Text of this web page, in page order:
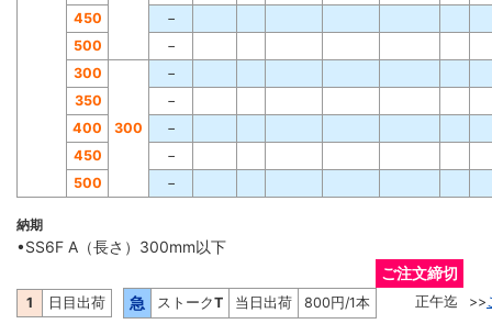
450
−
500
−
300
300
−
350
−
400
−
450
−
500
−
納期
•SS6F A（長さ）300mm以下
1 日目出荷
ご注文締切
急
ストークT 当日出荷 800円/1本 正午迄 >>